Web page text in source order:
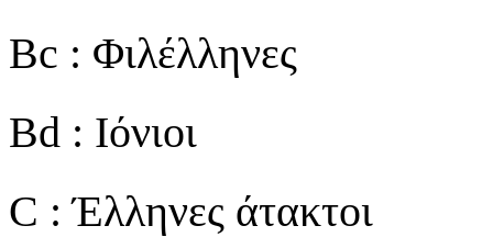
Bc : Φιλέλληνες
Bd : Ιόνιοι
C : Έλληνες άτακτοι